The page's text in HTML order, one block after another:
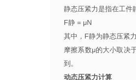
静态压紧力是指在工件
F静 = μN
其中， F静为静态压紧力
摩擦系数μ的大小取决
到。
动态压紧力计算